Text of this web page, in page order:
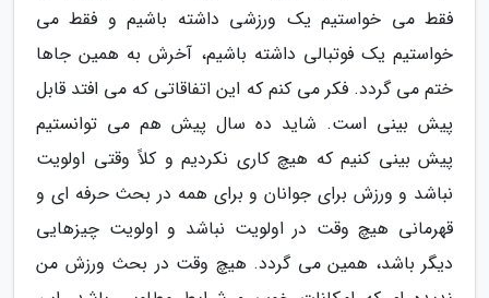
فقط می خواستیم یک ورزشی داشته باشیم و فقط می
خواستیم یک فوتبالی داشته باشیم، آخرش به همین جاها
ختم می گردد. فکر می کنم که این اتفاقاتی که می افتد قابل
پیش بینی است. شاید ده سال پیش هم می توانستیم
پیش بینی کنیم که هیچ کاری نکردیم و کلاً وقتی اولویت
نباشد و ورزش برای جوانان و برای همه در بحث حرفه ای و
قهرمانی هیچ وقت در اولویت نباشد و اولویت چیزهایی
دیگر باشد، همین می گردد. هیچ وقت در بحث ورزش من